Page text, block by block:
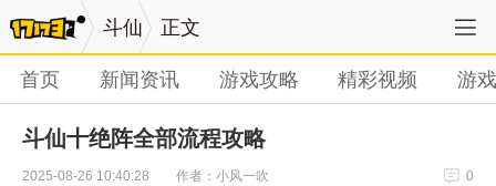
斗仙 正文
首页 新闻资讯 游戏攻略 精彩视频 游
斗仙十绝阵全部流程攻略
2025-08-26 10:40:28 作者：小风一吹 0